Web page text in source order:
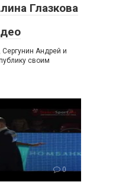
Глазкова
Андрей и
своим
0